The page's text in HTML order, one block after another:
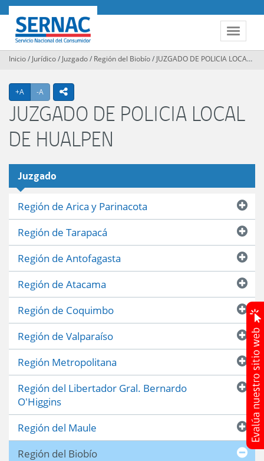
Contenido
principal
Toggle
SERNAC
Inicio/ Jurídico/ Juzgado/ Región del Biobío/ JUZGADO DE POLICIA LOCAL DE HUALPEN
+A Agrandar texto
-A Achicar textoicono compartir
JUZGADO DE POLICIA LOCAL
DE HUALPEN
Juzgado
Región de Arica y Parinacota
Región de Tarapacá
Región de Antofagasta
Región de Atacama
Región de Coquimbo
Región de Valparaíso
Región Metropolitana
Región del Libertador Gral. Bernardo
O'Higgins
Región del Maule
Región del Biobío